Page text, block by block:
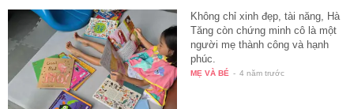
Không chỉ xinh đẹp, tài năng, Hà
Tăng còn chứng minh cô là một
người mẹ thành công và hạnh
phúc.
MẸ VÀ BÉ - 4 năm trước